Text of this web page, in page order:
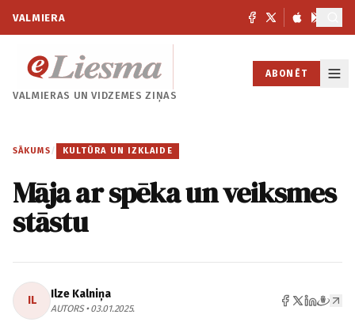
VALMIERA
VALMIERAS UNVIDZEMES ZIŅAS
ABONĒT
SĀKUMS / KULTŪRA UN IZKLAIDE
Māja ar spēka un veiksmes
stāstu
IL Ilze Kalniņa
AUTORS • 03.01.2025.